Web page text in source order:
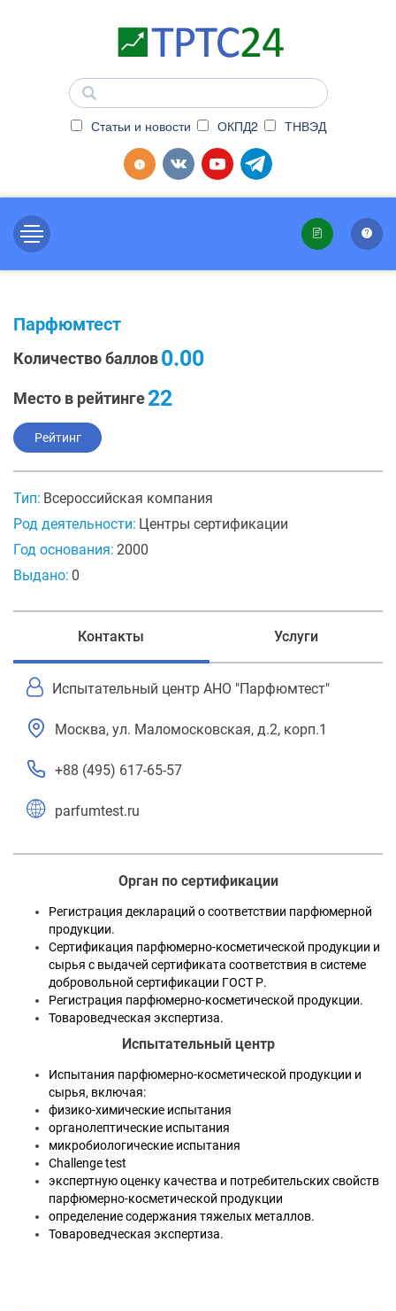
Статьи и новости ОКПД2 ТНВЭД
Парфюмтест
Количество баллов0.00
Место в рейтинге22
Рейтинг
Тип: Всероссийская компания
Род деятельности: Центры сертификации
Год основания: 2000
Выдано: 0
Контакты Услуги
Испытательный центр АНО "Парфюмтест"
Москва, ул. Маломосковская, д.2, корп.1
+88 (495) 617-65-57
parfumtest.ru
Орган по сертификации
Регистрация деклараций о соответствии парфюмерной
продукции.
Сертификация парфюмерно-косметической продукции и
сырья с выдачей сертификата соответствия в системе
добровольной сертификации ГОСТ Р.
Регистрация парфюмерно-косметической продукции.
Товароведческая экспертиза.
Испытательный центр
Испытания парфюмерно-косметической продукции и
сырья, включая:
физико-химические испытания
органолептические испытания
микробиологические испытания
Challenge test
экспертную оценку качества и потребительских свойств
парфюмерно-косметической продукции
определение содержания тяжелых металлов.
Товароведческая экспертиза.